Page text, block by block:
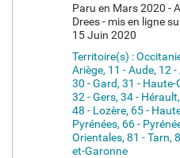
Paru en Mars 2020 -
Drees - mis en ligne
15 Juin 2020
Territoire(s) :
Ariège, 11 - Aude, 12 -
30 - Gard, 31 - Haute-
32 - Gers, 34 -
48 - Lozère, 65 -
Pyrénées, 66 -
Orientales, 81 - Tarn,
et-Garonne